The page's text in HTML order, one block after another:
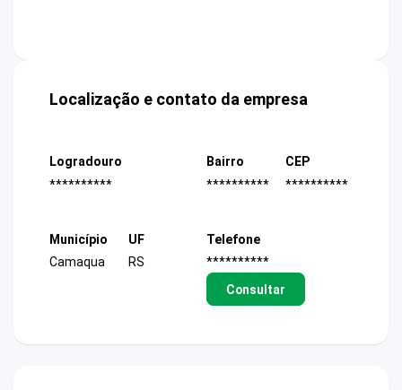
Localização e contato da empresa
Logradouro
**********
Bairro
**********
CEP
**********
Município
Camaqua
UF
RS
Telefone
**********
Consultar